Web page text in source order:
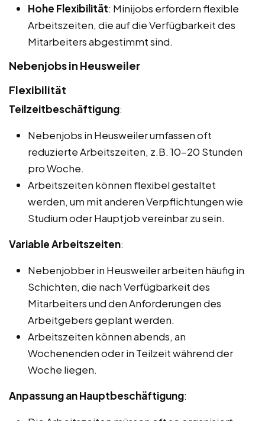
Hohe Flexibilität: Minijobs erfordern flexible
Arbeitszeiten, die auf die Verfügbarkeit des
Mitarbeiters abgestimmt sind.
Nebenjobs in Heusweiler
Flexibilität
Teilzeitbeschäftigung:
Nebenjobs in Heusweiler umfassen oft
reduzierte Arbeitszeiten, z.B. 10-20 Stunden
pro Woche.
Arbeitszeiten können flexibel gestaltet
werden, um mit anderen Verpflichtungen wie
Studium oder Hauptjob vereinbar zu sein.
Variable Arbeitszeiten:
Nebenjobber in Heusweiler arbeiten häufig in
Schichten, die nach Verfügbarkeit des
Mitarbeiters und den Anforderungen des
Arbeitgebers geplant werden.
Arbeitszeiten können abends, an
Wochenenden oder in Teilzeit während der
Woche liegen.
Anpassung an Hauptbeschäftigung: